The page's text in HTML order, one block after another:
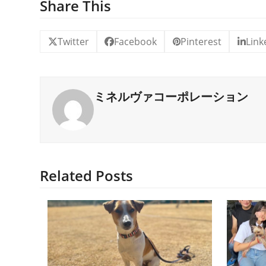
Share This
Twitter Facebook Pinterest
ミネルヴァコーポレーション
Related Posts